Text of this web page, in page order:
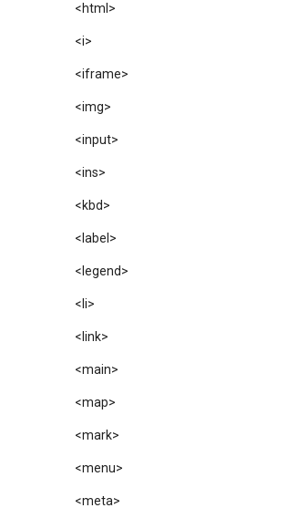
<html>
<i>
<iframe>
<img>
<input>
<ins>
<kbd>
<label>
<legend>
<li>
<link>
<main>
<map>
<mark>
<menu>
<meta>